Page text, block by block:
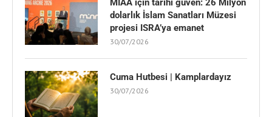
MIAA için tarihi güven: 26 Milyon
dolarlık İslam Sanatları Müzesi
projesi ISRA’ya emanet
30/07/2026
Cuma Hutbesi | Kamplardayız
30/07/2026